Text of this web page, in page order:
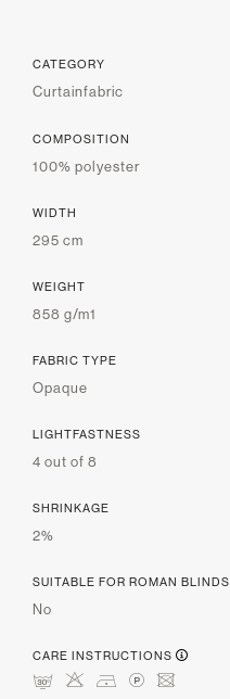
CATEGORY
Curtainfabric
COMPOSITION
100% polyester
WIDTH
295 cm
WEIGHT
858 g/m1
FABRIC TYPE
Opaque
LIGHTFASTNESS
4 out of 8
SHRINKAGE
2%
SUITABLE FOR ROMAN BLINDS
No
CARE INSTRUCTIONS
mHDLU